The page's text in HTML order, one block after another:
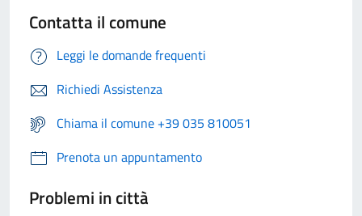
Contatta il comune
Leggi le domande frequenti
Richiedi Assistenza
Chiama il comune +39 035 810051
Prenota un appuntamento
Problemi in città